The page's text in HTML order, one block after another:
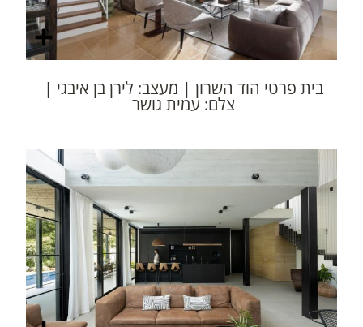
בית פרטי הוד השרון | מעצב: לירן בן איבגי |
צלם: עמית גושר